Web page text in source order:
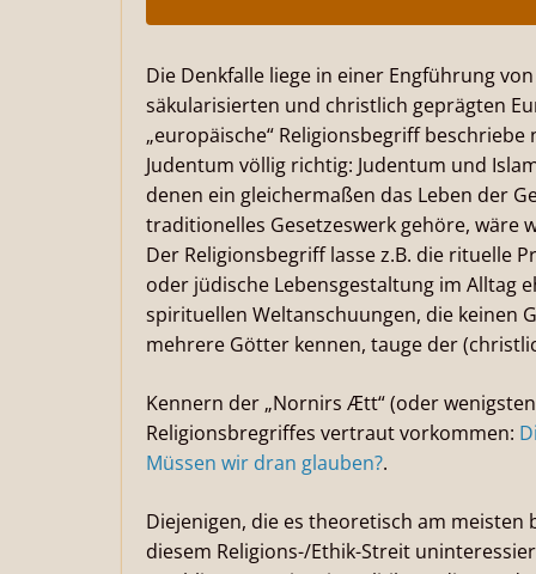
Die Denkfalle liege in einer Engführung
säkularisierten und christlich geprägten
„europäische“ Religionsbegriff
Judentum völlig richtig: Judentum und
denen ein gleichermaßen das Leben der
traditionelles Gesetzeswerk gehöre, wäre
Der Religionsbegriff lasse z.B. die rituelle
oder jüdische Lebensgestaltung im Alltag
spirituellen Weltanschuungen, die keinen
mehrere Götter kennen, tauge der
Kennern der „Nornirs Ætt“ (oder
Religionsbregriffes vertraut vorkommen:
Müssen wir dran glauben?.
Diejenigen, die es theoretisch am
diesem Religions-/Ethik-Streit